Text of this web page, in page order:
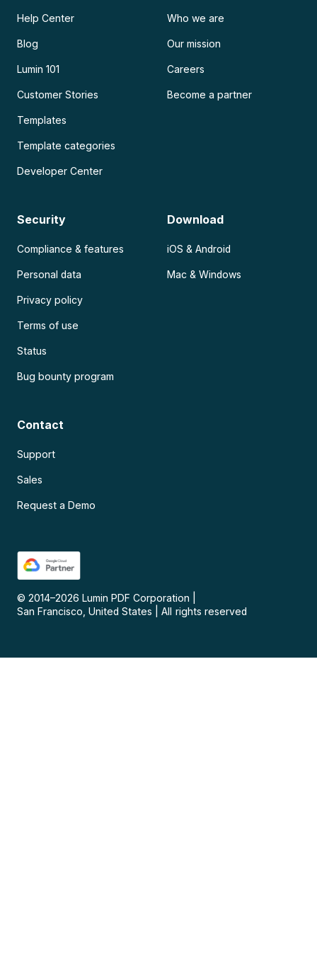
Help Center
Blog
Lumin 101
Customer Stories
Templates
Template categories
Developer Center
Who we are
Our mission
Careers
Become a partner
Security
Compliance & features
Personal data
Privacy policy
Terms of use
Status
Bug bounty program
Download
iOS & Android
Mac & Windows
Contact
Support
Sales
Request a Demo
© 2014–2026 Lumin PDF Corporation
San Francisco, United States
All rights reserved